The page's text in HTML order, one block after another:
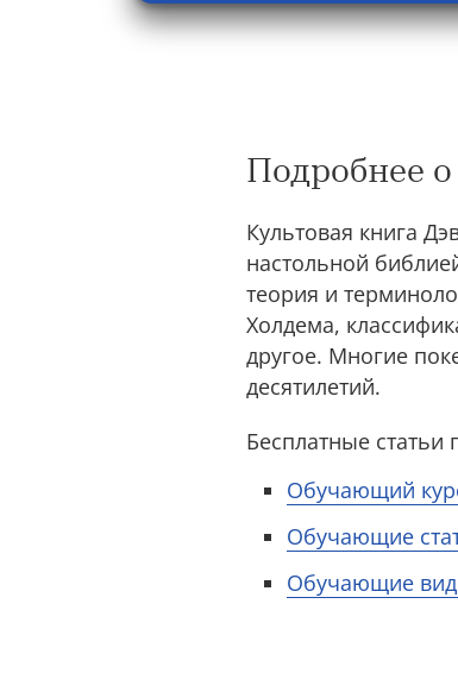
Подробнее
Культовая книга
настольной
теория и
Холдема,
другое. Многие
десятилетий.
Бесплатные статьи
Обучающий
Обучающие
Обучающие